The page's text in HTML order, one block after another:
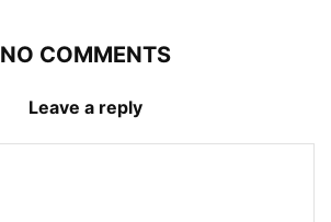
NO COMMENTS
Leave a reply